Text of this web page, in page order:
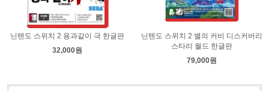
닌텐도 스위치 2 용과같이 극 한글판
32,000원
닌텐도 스위치 2 별의 커비 디스커버리
스타리 월드 한글판
79,000원